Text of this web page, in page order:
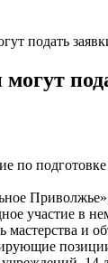
подать
по
участие в
и